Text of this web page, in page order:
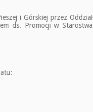
i Górskiej przez Oddział
ds. Promocji w Starostwa